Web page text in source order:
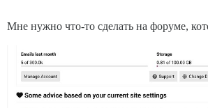
Мне нужно что-то сделать на форуме,